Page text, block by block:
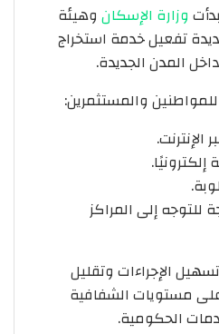
وزارة الإسكان وهيئة
تفعيل خدمة استخراج
المدن الجديدة.
والمستثمرين:
إلى المراكز
الإجراءات وتقليل
مستويات الشفافية
الحكومية.